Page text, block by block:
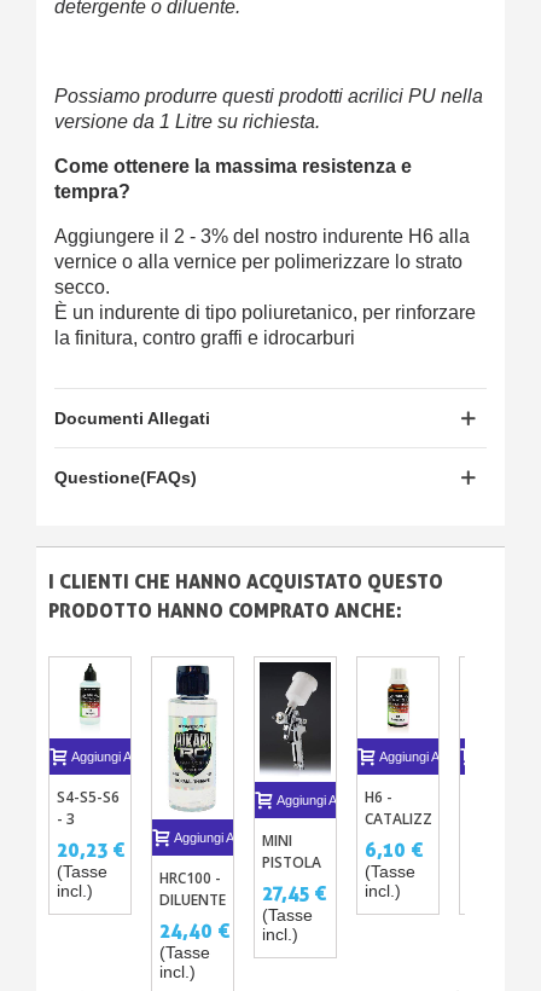
detergente o diluente.
Possiamo produrre questi prodotti acrilici PU nella
versione da 1 Litre su richiesta.
Come ottenere la massima resistenza e
tempra?
Aggiungere il 2 - 3% del nostro indurente H6 alla
vernice o alla vernice per polimerizzare lo strato
secco.
È un indurente di tipo poliuretanico, per rinforzare
la finitura, contro graffi e idrocarburi
Documenti Allegati
Questione(FAQs)
I CLIENTI CHE HANNO ACQUISTATO QUESTO
PRODOTTO HANNO COMPRATO ANCHE:
Aggiungi Al Carrello
S4-S5-S6
- 3
DILUENTI
VERNICI
PER
AEROGRAFO
20,23 €
(Tasse
incl.)
Aggiungi Al Carrello
HRC100 -
DILUENTE
PER
VERNICE
HIKARI RC
PER IL
24,40 €
(Tasse
incl.)
Aggiungi Al Carrello
MINI
PISTOLA
A
SPRUZZO
HVLP
0.8MM
27,45 €
(Tasse
incl.)
Aggiungi Al Carrello
H6 -
CATALIZZATORE
PER
VERNICE
ALL’ACQUA
ACRILICO-
6,10 €
(Tasse
incl.)